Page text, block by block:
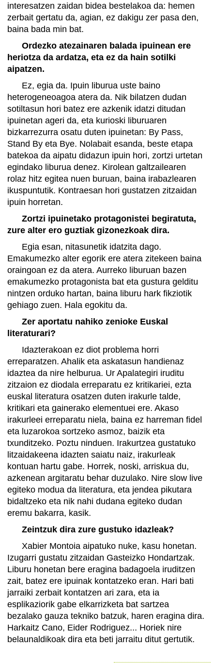
interesatzen zaidan bidea bestelakoa da: hemen
zerbait gertatu da, agian, ez dakigu zer pasa den,
baina bada min bat.
Ordezko atezainaren balada ipuinean ere
heriotza da ardatza, eta ez da hain sotilki
aipatzen.
Ez, egia da. Ipuin liburua uste baino
heterogeneoagoa atera da. Nik bilatzen dudan
sotiltasun hori batez ere azkenik idatzi ditudan
ipuinetan ageri da, eta kurioski liburuaren
bizkarrezurra osatu duten ipuinetan: By Pass,
Stand By eta Bye. Nolabait esanda, beste etapa
batekoa da aipatu didazun ipuin hori, zortzi urtetan
egindako liburua denez. Kirolean galtzailearen
rolaz hitz egitea nuen buruan, baina irabazlearen
ikuspuntutik. Kontraesan hori gustatzen zitzaidan
ipuin horretan.
Zortzi ipuinetako protagonistei begiratuta,
zure alter ero guztiak gizonezkoak dira.
Egia esan, nitasunetik idatzita dago.
Emakumezko alter egorik ere atera zitekeen baina
oraingoan ez da atera. Aurreko liburuan bazen
emakumezko protagonista bat eta gustura gelditu
nintzen orduko hartan, baina liburu hark fikziotik
gehiago zuen. Hala egokitu da.
Zer aportatu nahiko zenioke Euskal
literaturari?
Idazterakoan ez diot problema horri
erreparatzen. Ahalik eta askatasun handienaz
idaztea da nire helburua. Ur Apalategiri iruditu
zitzaion ez diodala erreparatu ez kritikariei, ezta
euskal literatura osatzen duten irakurle talde,
kritikari eta gainerako elementuei ere. Akaso
irakurleei erreparatu niela, baina ez harreman fidel
eta luzarokoa sortzeko asmoz, baizik eta
txunditzeko. Poztu ninduen. Irakurtzea gustatuko
litzaidakeena idazten saiatu naiz, irakurleak
kontuan hartu gabe. Horrek, noski, arriskua du,
azkenean argitaratu behar duzulako. Nire slow live
egiteko modua da literatura, eta jendea pikutara
bidaltzeko eta nik nahi dudana egiteko dudan
eremu bakarra, kasik.
Zeintzuk dira zure gustuko idazleak?
Xabier Montoia aipatuko nuke, kasu honetan.
Izugarri gustatu zitzaidan Gasteizko Hondartzak.
Liburu honetan bere eragina badagoela iruditzen
zait, batez ere ipuinak kontatzeko eran. Hari bati
jarraiki zerbait kontatzen ari zara, eta ia
esplikaziorik gabe elkarrizketa bat sartzea
bezalako gauza tekniko batzuk, haren eragina dira.
Harkaitz Cano, Eider Rodriguez... Horiek nire
belaunaldikoak dira eta beti jarraitu ditut gertutik.